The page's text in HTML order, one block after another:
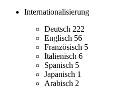
Internationalisierung
Deutsch 222
Englisch 56
Französisch 5
Italienisch 6
Spanisch 5
Japanisch 1
Arabisch 2